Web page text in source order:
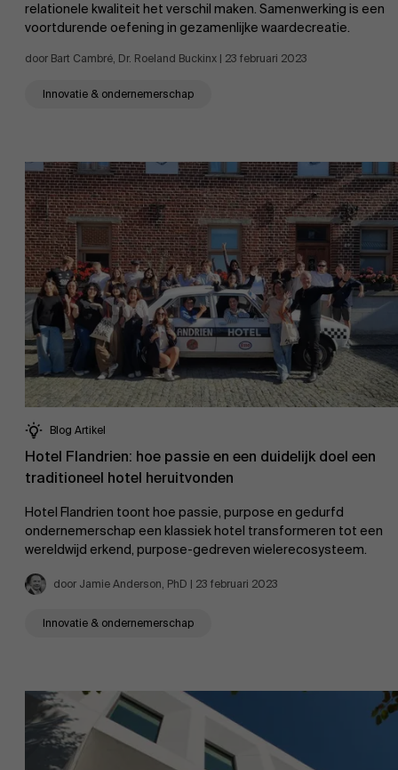
AMS team
relationele kwaliteit het verschil maken. Samenwerking is een
voortdurende oefening in gezamenlijke waardecreatie.
door Bart Cambré, Dr. Roeland Buckinx | 23 februari 2023
Innovatie & ondernemerschap
Blog Artikel
Hotel Flandrien: hoe passie en een duidelijk doel een
traditioneel hotel heruitvonden
Hotel Flandrien toont hoe passie, purpose en gedurfd
ondernemerschap een klassiek hotel transformeren tot een
wereldwijd erkend, purpose-gedreven wielerecosysteem.
door Jamie Anderson, PhD | 23 februari 2023
Innovatie & ondernemerschap